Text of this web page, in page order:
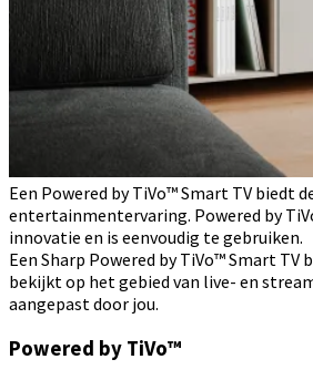
Een Powered by TiVo™ Smart TV biedt
entertainmentervaring. Powered by
innovatie en is eenvoudig te gebruiken.
Een Sharp Powered by TiVo™ Smart TV
bekijkt op het gebied van live- en
aangepast door jou.
Powered by TiVo™